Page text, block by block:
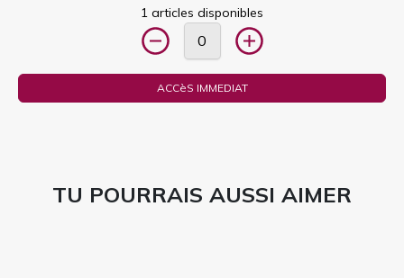
1 articles disponibles
ACCèS IMMEDIAT
TU POURRAIS AUSSI AIMER